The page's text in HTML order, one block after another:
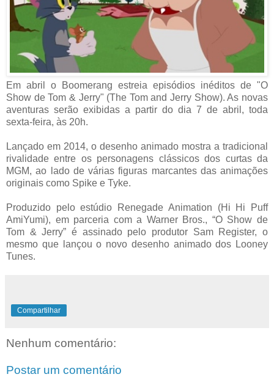
Em abril o Boomerang estreia episódios inéditos de "O
Show de Tom & Jerry" (The Tom and Jerry Show). As novas
aventuras serão exibidas a partir do dia 7 de abril, toda
sexta-feira, às 20h.
Lançado em 2014, o desenho animado mostra a tradicional
rivalidade entre os personagens clássicos dos curtas da
MGM, ao lado de várias figuras marcantes das animações
originais como Spike e Tyke.
Produzido pelo estúdio Renegade Animation (Hi Hi Puff
AmiYumi), em parceria com a Warner Bros., “O Show de
Tom & Jerry” é assinado pelo produtor Sam Register, o
mesmo que lançou o novo desenho animado dos Looney
Tunes.
Compartilhar
Nenhum comentário:
Postar um comentário